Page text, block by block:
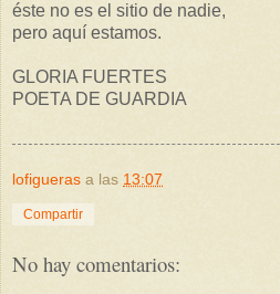
éste no es el sitio de nadie,
pero aquí estamos.
GLORIA FUERTES
POETA DE GUARDIA
lofigueras a las 13:07
Compartir
No hay comentarios: